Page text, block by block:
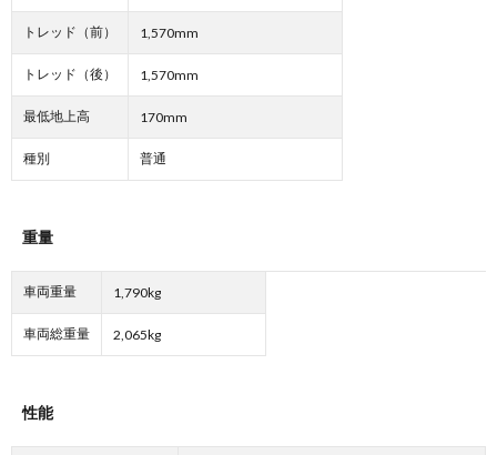
トレッド（前） 1,570mm
トレッド（後） 1,570mm
最低地上高 170mm
種別 普通
重量
車両重量 1,790kg
車両総重量 2,065kg
性能